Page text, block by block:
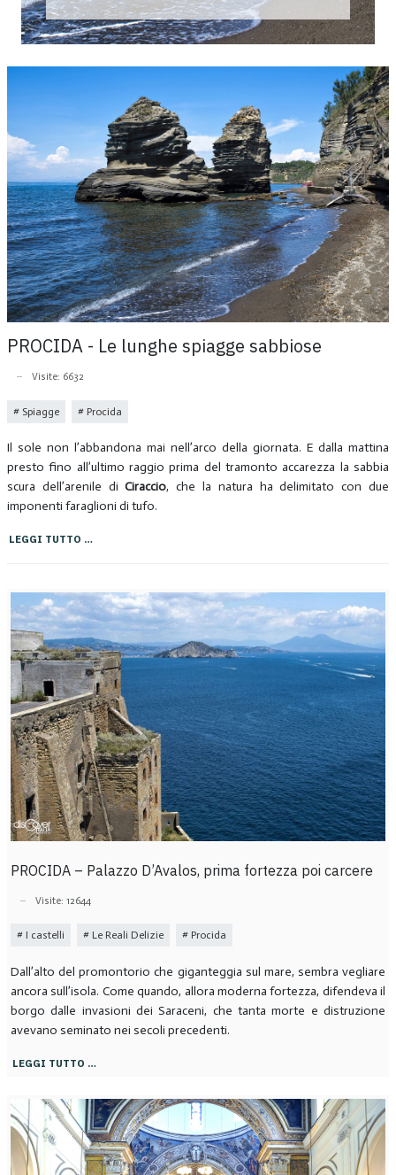
PROCIDA - Le lunghe spiagge sabbiose
Visite: 6632
Spiagge Procida
Il sole non l’abbandona mai nell’arco della giornata. E dalla mattina
presto fino all’ultimo raggio prima del tramonto accarezza la sabbia
scura dell’arenile diCiraccio, che la natura ha delimitato con due
imponenti faraglioni di tufo.
LEGGI TUTTO …
PROCIDA – Palazzo D’Avalos, prima fortezza poi carcere
Visite: 12644
I castelli Le Reali Delizie Procida
Dall’alto del promontorio che giganteggia sul mare, sembra vegliare
ancora sull’isola. Come quando, allora moderna fortezza, difendeva il
borgo dalle invasioni dei Saraceni, che tanta morte e distruzione
avevano seminato nei secoli precedenti.
LEGGI TUTTO …